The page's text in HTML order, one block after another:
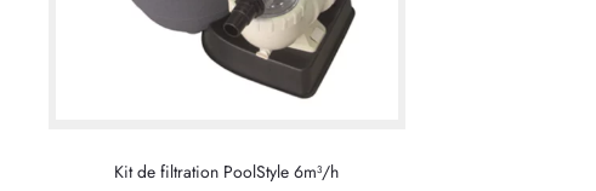
Kit de filtration PoolStyle 6m³/h